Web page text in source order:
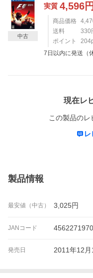
実質 4,596円
商品価格
送料
330
ポイント
204
7日以内に発送（
中古
現在レ
この製品のレ
製品情報
最安値（中古） 3,025円
JANコード
発売日 2011年12月